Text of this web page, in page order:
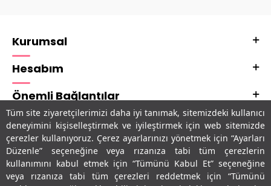
Tüm site ziyaretçilerimizi daha iyi tanımak, sitemizdeki kullanıcı
deneyimini kişiselleştirmek ve iyileştirmek için web sitemizde
çerezler kullanıyoruz. Çerez ayarlarınızı yönetmek için “Ayarları
Düzenle” seçeneğine veya rızanıza tabi tüm çerezlerin
kullanımını kabul etmek için “Tümünü Kabul Et” seçeneğine
veya rızanıza tabi tüm çerezleri reddetmek için “Tümünü
Kurumsal
Hesabım
Önemli Bağlantılar
Adres & İletişim
Uygulamalarımız